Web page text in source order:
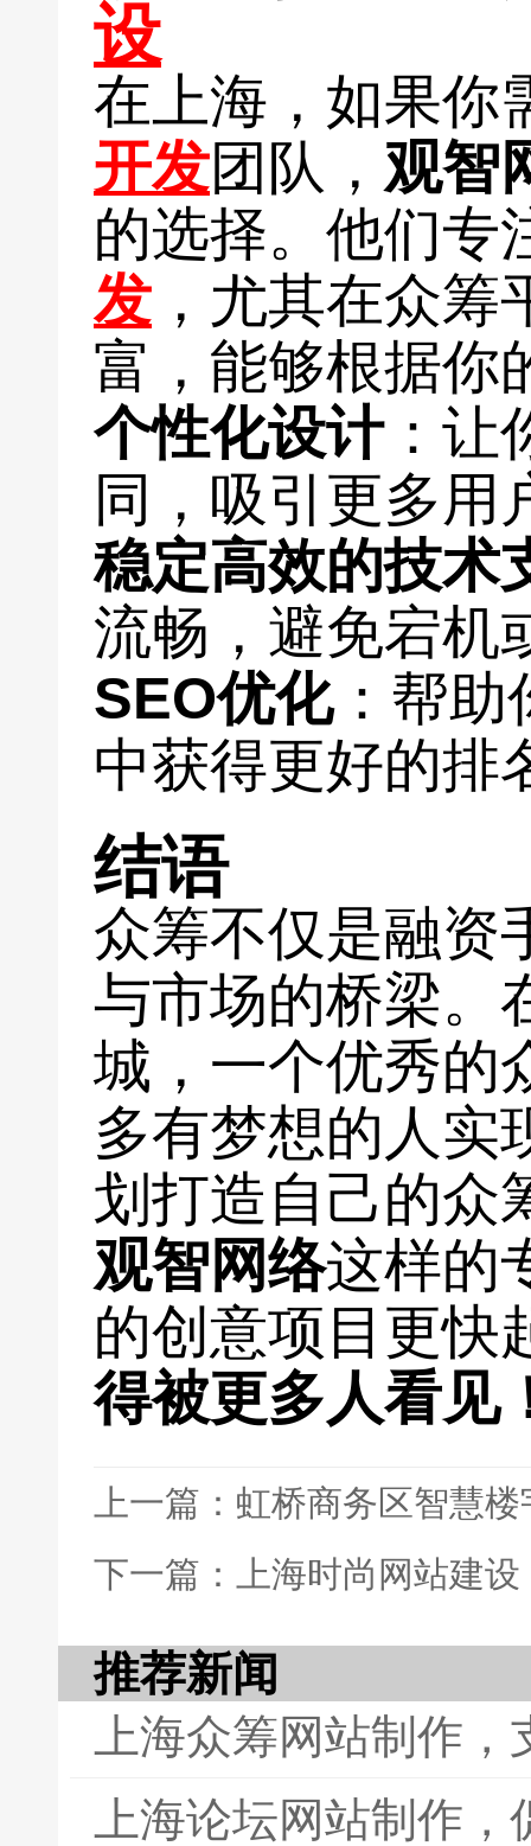
设
在上海，如果你
开发团队， 观智
的选择。他们专
发 ，尤其在众
富，能够根据你
个性化设计：让
同，吸引更多用
稳定高效的技术
流畅，避免宕机
SEO优化：帮助
中获得更好的排
结语
众筹不仅是融资
与市场的桥梁。
城，一个优秀的
多有梦想的人实
划打造自己的众
观智网络这样的
的创意项目更快
得被更多人看见
上一篇：虹桥商务区智慧
下一篇：上海时尚网站建
推荐新闻
上海众筹网站制作
上海论坛网站制作